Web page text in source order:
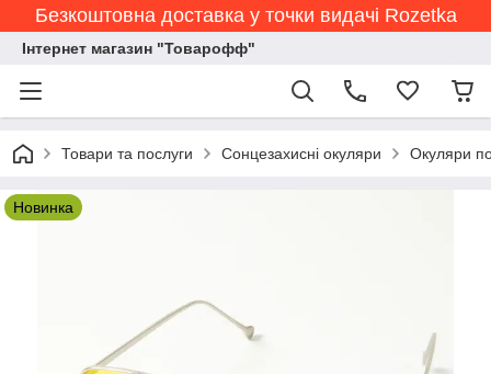
Безкоштовна доставка у точки видачі Rozetka
Інтернет магазин "Товарофф"
Товари та послуги Сонцезахисні окуляри Окуляри
Новинка